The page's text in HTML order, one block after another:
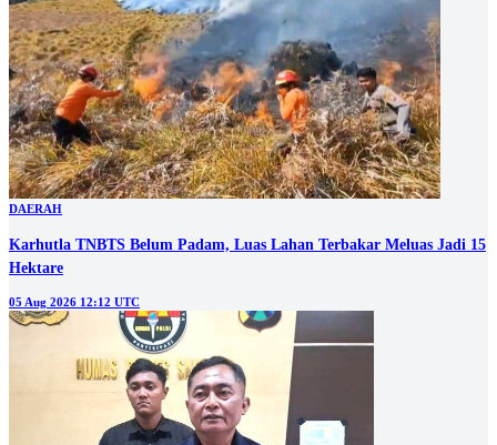
DAERAH
Karhutla TNBTS Belum Padam, Luas Lahan Terbakar Meluas Jadi 15
Hektare
05 Aug 2026 12:12 UTC